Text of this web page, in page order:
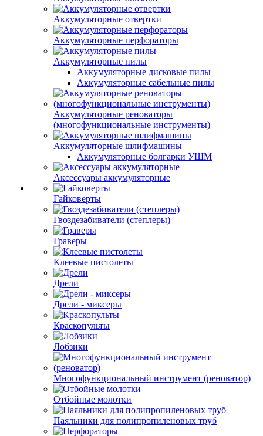
Аккумуляторные отвертки
Аккумуляторные перфораторы
Аккумуляторные пилы
Аккумуляторные дисковые пилы
Аккумуляторные сабельные пилы
Аккумуляторные реноваторы
(многофункциональные инструменты)
Аккумуляторные шлифмашины
Аккумуляторные болгарки УШМ
Аксессуары аккумуляторные
Гайковерты
Гвоздезабиватели (степлеры)
Граверы
Клеевые пистолеты
Дрели
Дрели - миксеры
Краскопульты
Лобзики
Многофункциональный инструмент (реноватор)
Отбойные молотки
Паяльники для полипропиленовых труб